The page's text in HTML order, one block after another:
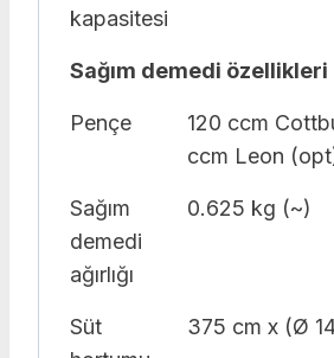
kapasitesi
Sağım demedi özellikleri
Pençe
120 ccm
ccm Leon
Sağım
demedi
ağırlığı
0.625 kg (~)
Süt
375 cm x (Ø